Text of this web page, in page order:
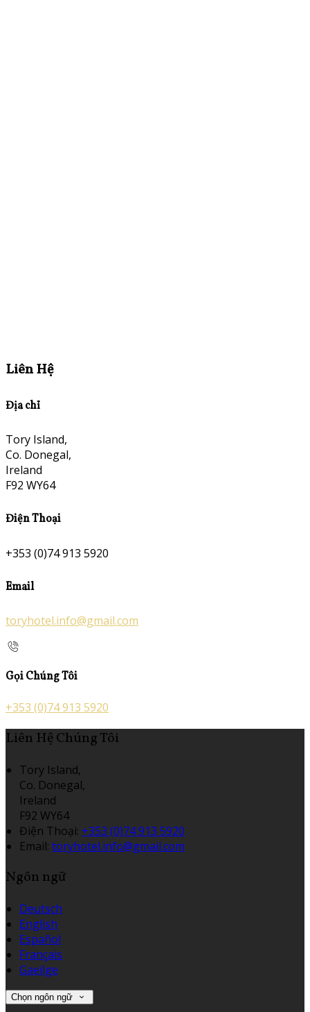
Liên Hệ
Địa chỉ
Tory Island,
Co. Donegal,
Ireland
F92 WY64
Điện Thoại
+353 (0)74 913 5920
Email
toryhotel.info@gmail.com
Gọi Chúng Tôi
+353 (0)74 913 5920
Liên Hệ Chúng Tôi
Tory Island,
Co. Donegal,
Ireland
F92 WY64
Điện Thoại: +353 (0)74 913 5920
Email: toryhotel.info@gmail.com
Ngôn ngữ
Deutsch
English
Español
Français
Gaeilge
Chọn ngôn ngữ